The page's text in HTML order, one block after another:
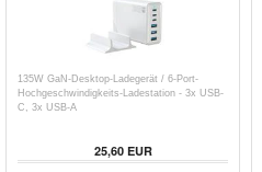
135W GaN-Desktop-Ladegerät / 6-Port-
Hochgeschwindigkeits-Ladestation - 3x USB-
C, 3x USB-A
25,60EUR